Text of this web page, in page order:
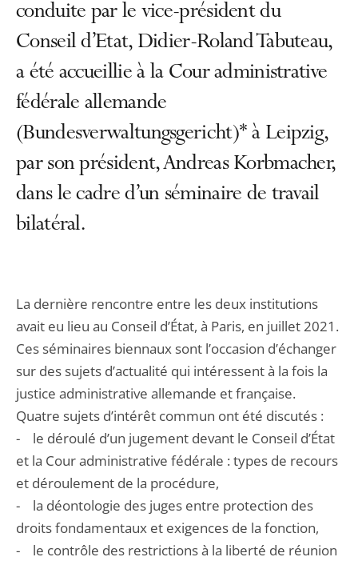
conduite par le vice-président du
Conseil d’Etat, Didier-Roland Tabuteau,
a été accueillie à la Cour administrative
fédérale allemande
(Bundesverwaltungsgericht)* à Leipzig,
par son président, Andreas Korbmacher,
dans le cadre d’un séminaire de travail
bilatéral.
La dernière rencontre entre les deux institutions
avait eu lieu au Conseil d’État, à Paris, en juillet 2021.
Ces séminaires biennaux sont l’occasion d’échanger
sur des sujets d’actualité qui intéressent à la fois la
justice administrative allemande et française.
Quatre sujets d’intérêt commun ont été discutés :
- le déroulé d’un jugement devant le Conseil d’État
et la Cour administrative fédérale : types de recours
et déroulement de la procédure,
- la déontologie des juges entre protection des
droits fondamentaux et exigences de la fonction,
- le contrôle des restrictions à la liberté de réunion